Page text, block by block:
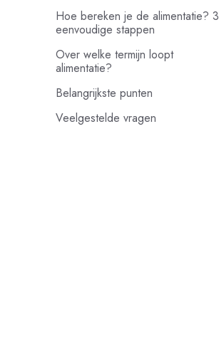
Hoe bereken je de alimentatie? 3
eenvoudige stappen
Over welke termijn loopt
alimentatie?
Belangrijkste punten
Veelgestelde vragen